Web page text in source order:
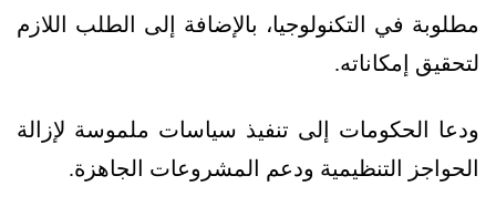
مطلوبة في التكنولوجيا، بالإضافة إلى الطلب اللازم
لتحقيق إمكاناته.
ودعا الحكومات إلى تنفيذ سياسات ملموسة لإزالة
الحواجز التنظيمية ودعم المشروعات الجاهزة.